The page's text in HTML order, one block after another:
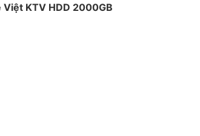
KTV HDD 2000GB